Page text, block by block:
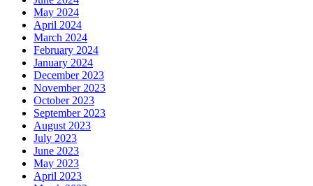
May 2024
April 2024
March 2024
February 2024
January 2024
December 2023
November 2023
October 2023
September 2023
August 2023
July 2023
June 2023
May 2023
April 2023